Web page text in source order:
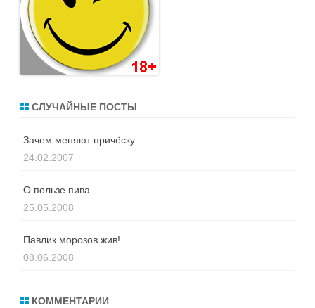
СЛУЧАЙНЫЕ ПОСТЫ
Зачем меняют причёску
24.02.2007
О пользе пива…
25.05.2008
Павлик морозов жив!
08.06.2008
КОММЕНТАРИИ